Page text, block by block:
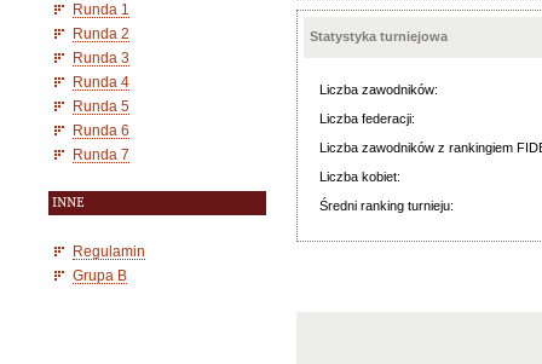
Runda 1
Runda 2
Runda 3
Runda 4
Runda 5
Runda 6
Runda 7
INNE
Regulamin
Grupa B
Statystyka turniejowa
Liczba zawodników:
Liczba federacji:
Liczba zawodników z rankingiem
Liczba kobiet:
Średni ranking turnieju: